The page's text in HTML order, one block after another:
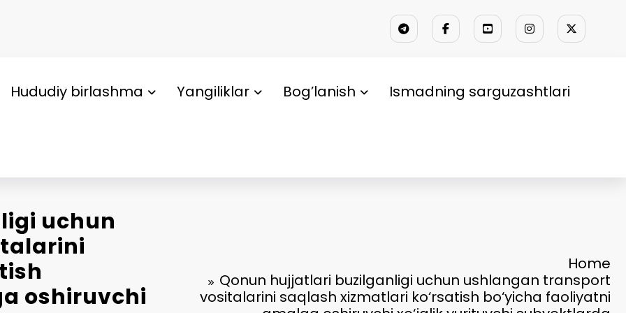
Hududiy birlashma Yangiliklar Bog’lanish Ismadning sarguzashtlari
uchun
oshiruvchi
Home
Qonun hujjatlari buzilganligi uchun ushlangan transport
vositalarini saqlash xizmatlari ko‘rsatish bo‘yicha faoliyatni